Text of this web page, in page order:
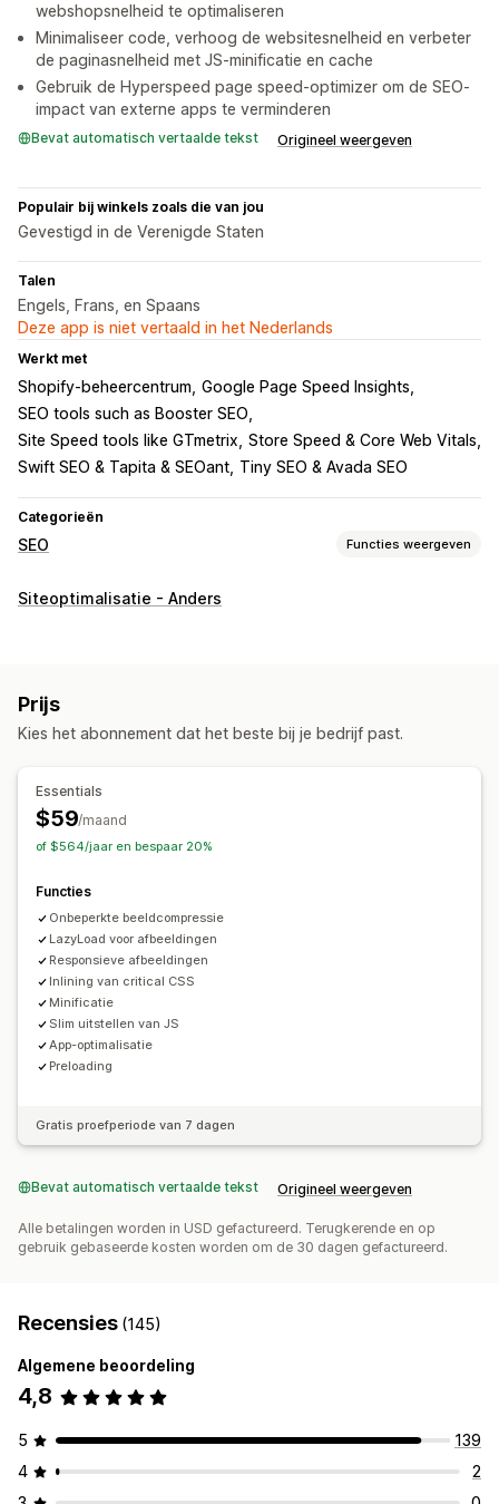
webshopsnelheid te optimaliseren
Minimaliseer code, verhoog de websitesnelheid en verbeter
de paginasnelheid met JS-minificatie en cache
Gebruik de Hyperspeed page speed-optimizer om de SEO-
impact van externe apps te verminderen
Bevat automatisch vertaalde tekst Origineel weergeven
Populair bij winkels zoals die van jou
Gevestigd in de Verenigde Staten
Talen
Engels, Frans, en Spaans
Deze app is niet vertaald in het Nederlands
Werkt met
Shopify-beheercentrum Google Page Speed Insights
SEO tools such as Booster SEO
Site Speed tools like GTmetrix Store Speed & Core Web Vitals
Swift SEO & Tapita & SEOant Tiny SEO & Avada SEO
Categorieën
SEO Functies weergeven
SEO-tools
Snelheidsoptimalisatie
Automatiseringen
Prestaties bijhouden
SEO-score
Snelheidsanalyse
Siteoptimalisatie - Anders
Prijs
Kies het abonnement dat het beste bij je bedrijf past.
Essentials
$59/maand
of $564/jaar en bespaar 20%
Functies
Onbeperkte beeldcompressie
LazyLoad voor afbeeldingen
Responsieve afbeeldingen
Inlining van critical CSS
Minificatie
Slim uitstellen van JS
App-optimalisatie
Preloading
Gratis proefperiode van 7 dagen
Bevat automatisch vertaalde tekst Origineel weergeven
Alle betalingen worden in USD gefactureerd. Terugkerende en op
gebruik gebaseerde kosten worden om de 30 dagen gefactureerd.
Recensies (145)
Algemene beoordeling
4,8
5
139
4
2